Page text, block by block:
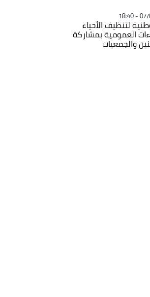
07/
لتنظيف الأحياء
العمومية بمشاركة
والجمعيات